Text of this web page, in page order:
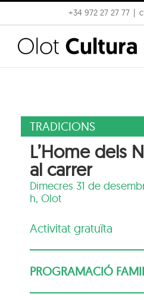
to
content
+34 972 27 27 77
TRADICIONS
L’Home dels
al carrer
Dimecres 31 de
h, Olot
Activitat gratuïta
PROGRAMACIÓ